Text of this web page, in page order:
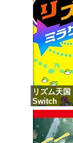
リズム天
Switch